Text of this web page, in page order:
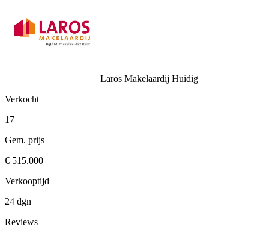
Laros Makelaardij Huidig
Verkocht
17
Gem. prijs
€ 515.000
Verkooptijd
24 dgn
Reviews